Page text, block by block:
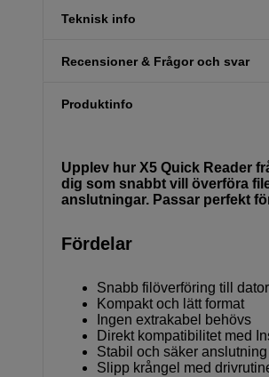
Teknisk info
Recensioner & Frågor och svar
Produktinfo
Upplev hur X5 Quick Reader
dig som snabbt vill överföra
anslutningar. Passar perfekt
Fördelar
Snabb filöverföring till
Kompakt och lätt format
Ingen extrakabel behövs
Direkt kompatibilitet med
Stabil och säker anslutning
Slipp krångel med